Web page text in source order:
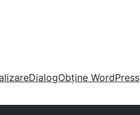
DialogObține WordPress